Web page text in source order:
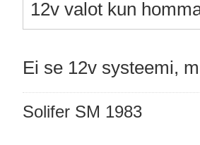
12v valot kun
Ei se 12v systeemi,
Solifer SM 1983